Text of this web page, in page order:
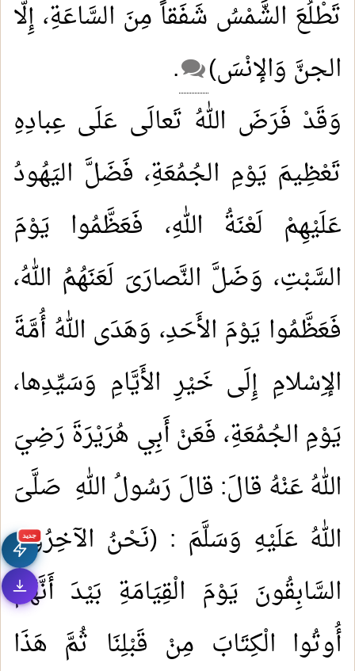
جديد
تَطْلُعَ الشَّمْسُ شَفَقاً مِنَ السَّاعَةِ، إِلَّا
الجنَّ وَالإنْسَ)
.
وَقَدْ فَرَضَ اللهُ تَعالَى عَلَى عِبادِهِ
تَعْظِيمَ يَوْمِ الجُمُعَةِ، فَضَلَّ اليَهُودُ
عَلَيْهِمْ لَعْنَةُ اللهِ، فَعَظَّمُوا يَوْمَ
السَّبْتِ، وَضَلَّ النَّصارَىَ لَعَنَهُمُ اللهُ،
فَعَظَّمُوا يَوْمَ الأَحَدِ، وَهَدَى اللهُ أُمَّةَ
الإِسْلامِ إِلَى خَيْرِ الأَيَّامِ وَسَيِّدِها،
يَوْمِ الجُمُعَةِ، فَعَنْ أَبِي هُرَيْرَةَ رَضِيَ
اللهُ عَنْهُ قالَ: قالَ رَسُولُ اللهِ صَلَّىَ
اللهُ عَلَيْهِ وَسَلَّمَ : (نَحْنُ الآخِرُونَ
السَّابِقُونَ يَوْمَ الْقِيَامَةِ بَيْدَ أَنَّهُمْ
أُوتُوا الْكِتَابَ مِنْ قَبْلِنَا ثُمَّ هَذَا